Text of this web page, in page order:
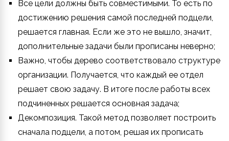
Все цели должны быть совместимыми. То есть по
достижению решения самой последней подцели,
решается главная. Если же это не вышло, значит,
дополнительные задачи были прописаны неверно;
Важно, чтобы дерево соответствовало структуре
организации. Получается, что каждый ее отдел
решает свою задачу. В итоге после работы всех
подчиненных решается основная задача;
Декомпозиция. Такой метод позволяет построить
сначала подцели, а потом, решая их прописать